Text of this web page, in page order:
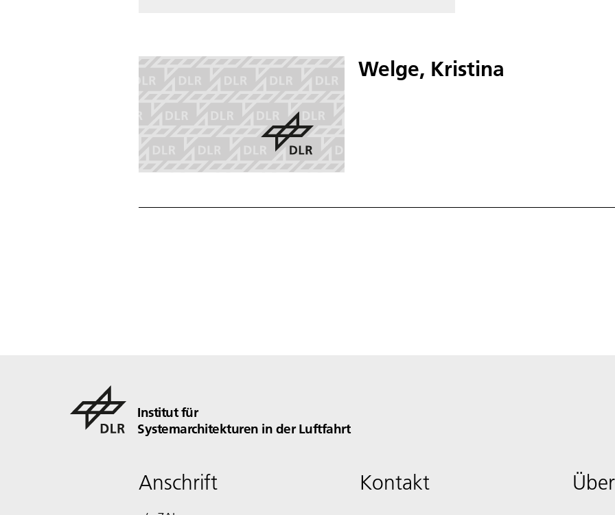
Welge, Kristina
Institut für
Systemarchitekturen in der Luftfahrt
Anschrift Kontakt